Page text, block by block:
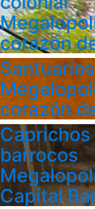
corazón
corazón
barrocos
Capital